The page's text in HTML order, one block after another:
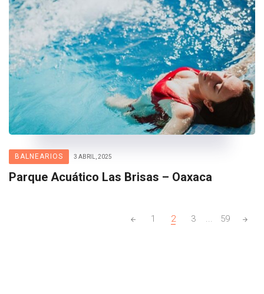
BALNEARIOS 3 ABRIL, 2025
Parque Acuático Las Brisas – Oaxaca
1 2 3 ... 59